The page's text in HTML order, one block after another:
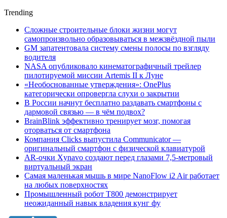
Trending
Сложные строительные блоки жизни могут
самопроизвольно образовываться в межзвёздной пыли
GM запатентовала систему смены полосы по взгляду
водителя
NASA опубликовало кинематографичный трейлер
пилотируемой миссии Artemis II к Луне
«Необоснованные утверждения»: OnePlus
категорически опровергла слухи о закрытии
В России начнут бесплатно раздавать смартфоны с
дармовой связью — в чём подвох?
BrainBlink эффективно тренирует мозг, помогая
оторваться от смартфона
Компания Clicks выпустила Communicator —
оригинальный смартфон с физической клавиатурой
AR-очки Xynavo создают перед глазами 7,5-метровый
виртуальный экран
Самая маленькая мышь в мире NanoFlow i2 Air работает
на любых поверхностях
Промышленный робот Т800 демонстрирует
неожиданный навык владения кунг фу